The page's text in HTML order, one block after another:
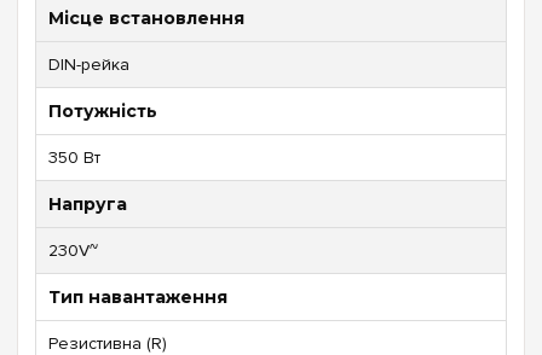
Місце встановлення
DIN-рейка
Потужність
350 Вт
Напруга
230V~
Тип навантаження
Резистивна (R)